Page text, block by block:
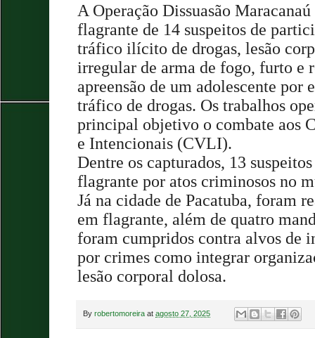
A Operação Dissuasão
flagrante de 14 suspeitos de
tráfico ilícito de drogas, lesão
irregular de arma de fogo, furto e
apreensão de um adolescente
tráfico de drogas. Os trabalhos
principal objetivo o combate aos
e Intencionais (CVLI).
Dentre os capturados, 13
flagrante por atos criminosos no
Já na cidade de Pacatuba, foram
em flagrante, além de quatro
foram cumpridos contra alvos de
por crimes como integrar
lesão corporal dolosa.
By robertomoreira at agosto 27, 2025